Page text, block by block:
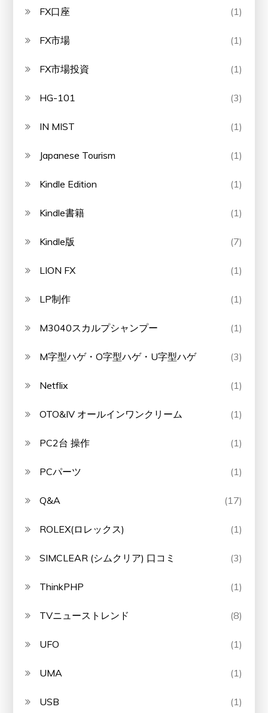
FX口座 (1)
FX市場 (1)
FX市場投資 (1)
HG-101 (3)
IN MIST (1)
Japanese Tourism (1)
Kindle Edition (1)
Kindle書籍 (1)
Kindle版 (7)
LION FX (1)
LP制作 (1)
M3040スカルプシャンプー (1)
M字型ハゲ・O字型ハゲ・U字型ハゲ (3)
Netflix (1)
OTO&IV オールインワンクリーム (1)
PC2台 操作 (1)
PCパーツ (1)
Q&A (17)
ROLEX(ロレックス) (1)
SIMCLEAR (シムクリア) 口コミ (3)
ThinkPHP (1)
TVニューストレンド (8)
UFO (1)
UMA (1)
USB (1)